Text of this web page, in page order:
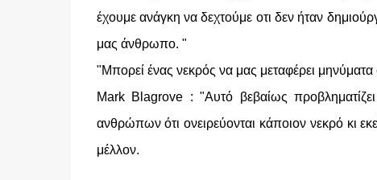
έχουμε ανάγκη να δεχτούμε οτι δεν ήταν
μας άνθρωπο. "
"Μπορεί ένας νεκρός να μας μεταφέρει
Mark Blagrove : "Αυτό βεβαίως
ανθρώπων ότι ονειρεύονται κάποιον νεκρό κι
μέλλον.